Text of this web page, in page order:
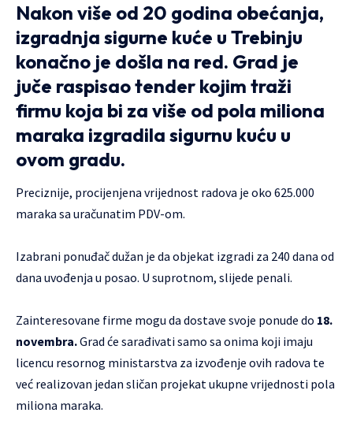
Nakon više od 20 godina obećanja,
izgradnja sigurne kuće u Trebinju
konačno je došla na red. Grad je
juče raspisao tender kojim traži
firmu koja bi za više od pola miliona
maraka izgradila sigurnu kuću u
ovom gradu.
Preciznije, procijenjena vrijednost radova je oko 625.000
maraka sa uračunatim PDV-om.
Izabrani ponuđač dužan je da objekat izgradi za 240 dana od
dana uvođenja u posao. U suprotnom, slijede penali.
Zainteresovane firme mogu da dostave svoje ponude do 18.
novembra.Grad će sarađivati samo sa onima koji imaju
licencu resornog ministarstva za izvođenje ovih radova te
već realizovan jedan sličan projekat ukupne vrijednosti pola
miliona maraka.